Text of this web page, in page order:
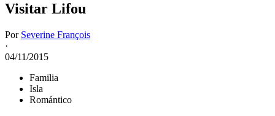
Visitar Lifou
Por Severine François
·
04/11/2015
Familia
Isla
Romántico